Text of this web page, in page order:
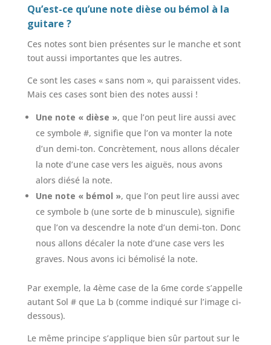
Qu’est-ce qu’une note dièse ou bémol à la
guitare ?
Ces notes sont bien présentes sur le manche et sont
tout aussi importantes que les autres.
Ce sont les cases « sans nom », qui paraissent vides.
Mais ces cases sont bien des notes aussi !
Une note « dièse », que l’on peut lire aussi avec
ce symbole #, signifie que l’on va monter la note
d’un demi-ton. Concrètement, nous allons décaler
la note d’une case vers les aiguës, nous avons
alors diésé la note.
Une note « bémol », que l’on peut lire aussi avec
ce symbole b (une sorte de b minuscule), signifie
que l’on va descendre la note d’un demi-ton. Donc
nous allons décaler la note d’une case vers les
graves. Nous avons ici bémolisé la note.
Par exemple, la 4ème case de la 6me corde s’appelle
autant Sol # que La b (comme indiqué sur l’image ci-
dessous).
Le même principe s’applique bien sûr partout sur le